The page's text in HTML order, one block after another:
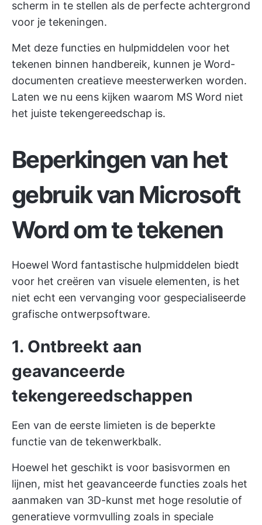
scherm in te stellen als de perfecte achtergrond
voor je tekeningen.
Met deze functies en hulpmiddelen voor het
tekenen binnen handbereik, kunnen je Word-
documenten creatieve meesterwerken worden.
Laten we nu eens kijken waarom MS Word niet
het juiste tekengereedschap is.
Beperkingen van het
gebruik van Microsoft
Word om te tekenen
Hoewel Word fantastische hulpmiddelen biedt
voor het creëren van visuele elementen, is het
niet echt een vervanging voor gespecialiseerde
grafische ontwerpsoftware.
1. Ontbreekt aan
geavanceerde
tekengereedschappen
Een van de eerste limieten is de beperkte
functie van de tekenwerkbalk.
Hoewel het geschikt is voor basisvormen en
lijnen, mist het geavanceerde functies zoals het
aanmaken van 3D-kunst met hoge resolutie of
generatieve vormvulling zoals in speciale